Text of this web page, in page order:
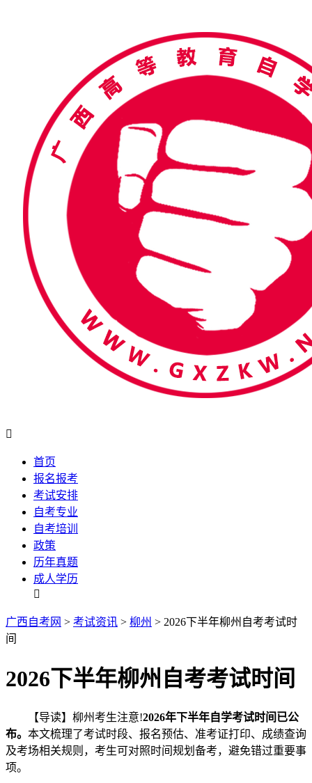

首页
报名报考
考试安排
自考专业
自考培训
政策
历年真题
成人学历

广西自考网 > 考试资讯 > 柳州 > 2026下半年柳州自考考试时
间
2026下半年柳州自考考试时间
【导读】柳州考生注意!2026年下半年自学考试时间已公
布。 本文梳理了考试时段、报名预估、准考证打印、成绩查询
及考场相关规则，考生可对照时间规划备考，避免错过重要事
项。